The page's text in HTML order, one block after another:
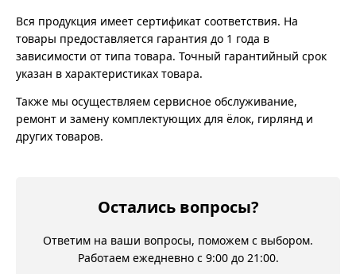
Вся продукция имеет сертификат соответствия. На
товары предоставляется гарантия до 1 года в
зависимости от типа товара. Точный гарантийный срок
указан в характеристиках товара.
Также мы осуществляем сервисное обслуживание,
ремонт и замену комплектующих для ёлок, гирлянд и
других товаров.
Остались вопросы?
Ответим на ваши вопросы, поможем с выбором.
Работаем ежедневно с 9:00 до 21:00.